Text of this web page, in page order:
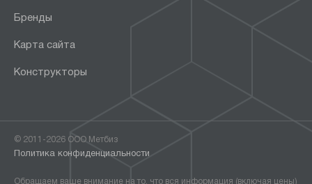
Бренды
Карта сайта
Конструкторы
© 2011-2026 ООО Метбиз
Политика конфиденциальности
Обращаем ваше внимание на то, что вся информация (включая цены)